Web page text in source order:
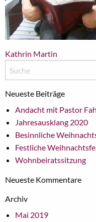
Kathrin Martin
Neueste Beiträge
Andacht mit Pastor
Jahresausklang 2020
Besinnliche
Festliche
Wohnbeiratssitzung
Neueste Kommentare
Archiv
Mai 2019